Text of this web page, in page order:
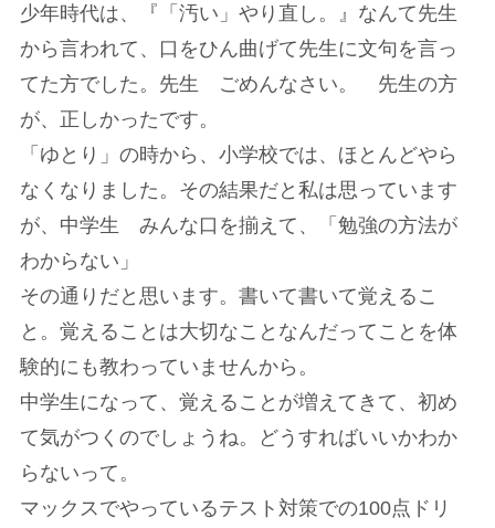
少年時代は、『「汚い」やり直し。』なんて先生
から言われて、口をひん曲げて先生に文句を言っ
てた方でした。先生 ごめんなさい。 先生の方
が、正しかったです。
「ゆとり」の時から、小学校では、ほとんどやら
なくなりました。その結果だと私は思っています
が、中学生 みんな口を揃えて、「勉強の方法が
わからない」
その通りだと思います。書いて書いて覚えるこ
と。覚えることは大切なことなんだってことを体
験的にも教わっていませんから。
中学生になって、覚えることが増えてきて、初め
て気がつくのでしょうね。どうすればいいかわか
らないって。
マックスでやっているテスト対策での100点ドリ